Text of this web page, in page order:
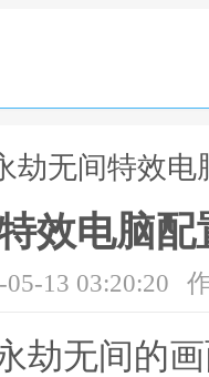
劫无间特效
效电脑
13 03:20:20
劫无间的